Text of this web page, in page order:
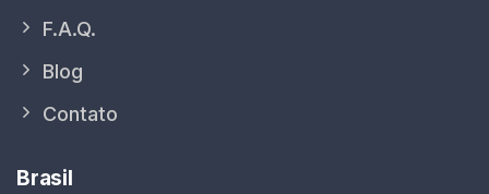
F.A.Q.
Blog
Contato
Brasil